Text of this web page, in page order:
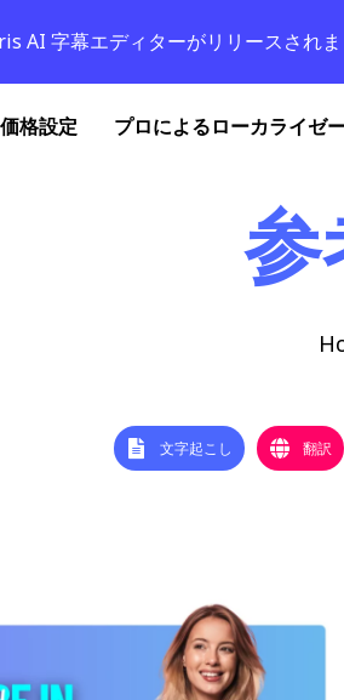
価格設定 プロによるローカライゼ
参
文字起こし 翻訳
AI 字幕エディターがリリースされ